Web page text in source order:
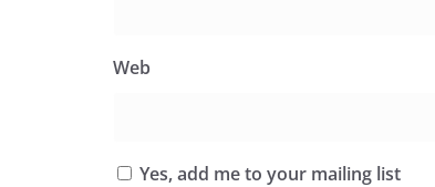
Web
Yes, add me to your mailing list